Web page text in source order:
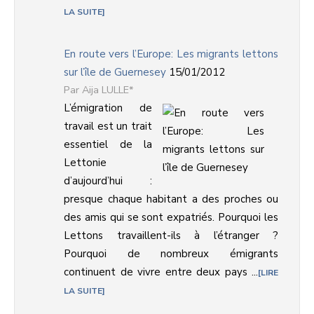
LA SUITE
En route vers l’Europe: Les migrants lettons
sur l’île de Guernesey 15/01/2012
Aija LULLE*
L’émigration de
travail est un trait
essentiel de la
Lettonie
d’aujourd’hui :
presque chaque habitant a des proches ou
des amis qui se sont expatriés. Pourquoi les
Lettons travaillent-ils à l’étranger ?
Pourquoi de nombreux émigrants
continuent de vivre entre deux pays ... LIRE
LA SUITE